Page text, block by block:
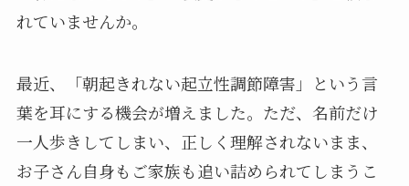
れていませんか。
最近、「朝起きれない起立性調節障害」という言
葉を耳にする機会が増えました。ただ、名前だけ
一人歩きしてしまい、正しく理解されないまま、
お子さん自身もご家族も追い詰められてしまうこ